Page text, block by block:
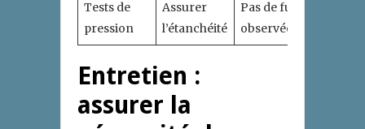
Tests de
pression
Assurer
l’étanchéité
Pas de fuite
observée
Entretien :
assurer la